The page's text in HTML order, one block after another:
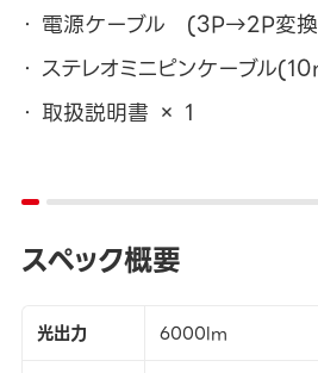
電源ケーブル (3P→2P変
ステレオミニピンケーブル
取扱説明書 × 1
スペック概要
光出力
6000lm